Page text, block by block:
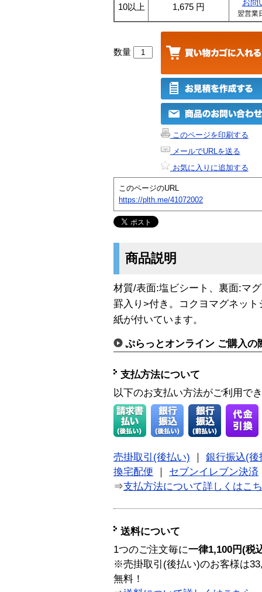
10以上 1,675 円 お問
翌営業
数量
このページを印刷する
メールでURLを送る
お気に入りに追加する
このページのURL
https://plth.me/41072002
商品説明
材質/表面:塩ビシート、裏面:マ
罫入り>付き。コクヨマグネッ
紙が付いています。
ぷらっとオンライン ご購入の
支払方法について
以下のお支払い方法がご利用で
売掛取引(後払い)
銀行振込(後
換宅配便
セブンイレブン決済
⇒支払方法について詳しくはこ
送料について
1つのご注文毎に一律1,100円(税
※売掛取引(後払い)のお客様は
無料！